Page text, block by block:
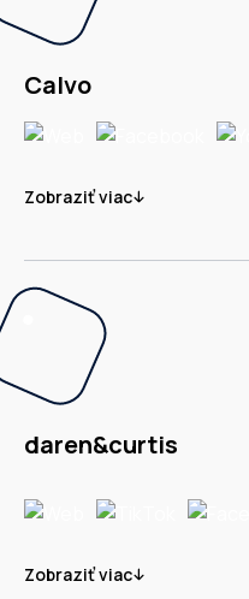
Calvo
Zobraziť viac
daren&curtis
Zobraziť viac